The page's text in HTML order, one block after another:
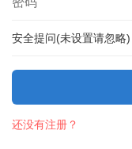
安全提问(未设置请忽略)
还没有注册？